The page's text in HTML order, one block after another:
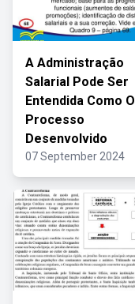
A Administração
Salarial Pode Ser
Entendida Como O
Processo
Desenvolvido
07 September 2024